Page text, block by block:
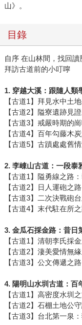
山》。
目錄
自序 在山林間，找回讀
拜訪古道前的小叮嚀
1. 穿越大溪：跟隨人類
【古道1】拜見水中土
【古道2】隘寮遺跡見
【古道3】戒嚴時期的
【古道4】百年勾藤木
【古道5】古蹟處處舊
2. 李崠山古道：一段泰
【古道1】隘勇線之路
【古道2】日人運砲之
【古道3】二次決戰砲
【古道4】末代駐在所
3. 金瓜石採金路：昔日
【古道1】清朝李氏採
【古道2】淒美愛情無
【古道3】公文傳遞之
4. 陽明山水圳古道：百
【古道1】高密度水圳
【古道2】石棚土地公
【古道3】台北第一泉